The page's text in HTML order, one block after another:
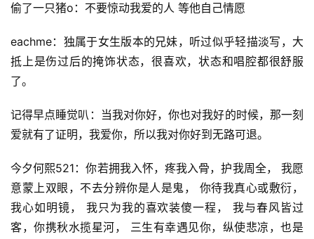
偷了一只猪o：不要惊动我爱的人 等他自己情愿
eachme：独属于女生版本的兄妹，听过似乎轻描淡写，大
抵上是伤过后的掩饰状态，很喜欢，状态和唱腔都很舒服
了。
记得早点睡觉叭：当我对你好，你也对我好的时候，那一刻
爱就有了证明，我爱你，所以我对你好到无路可退。
今夕何熙521：你若拥我入怀，疼我入骨，护我周全， 我愿
意蒙上双眼，不去分辨你是人是鬼， 你待我真心或敷衍，
我心如明镜， 我只为我的喜欢装傻一程， 我与春风皆过
客，你携秋水揽星河， 三生有幸遇见你，纵使悲凉，也是